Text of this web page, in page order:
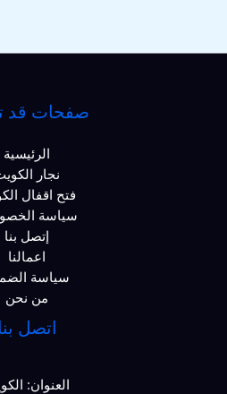
صفحات قد
الرئيسية
نجار
فتح اقفال
سياسة
إتصل بنا
اعمالنا
سياسة
من نحن
اتصل بنا
العنوان: